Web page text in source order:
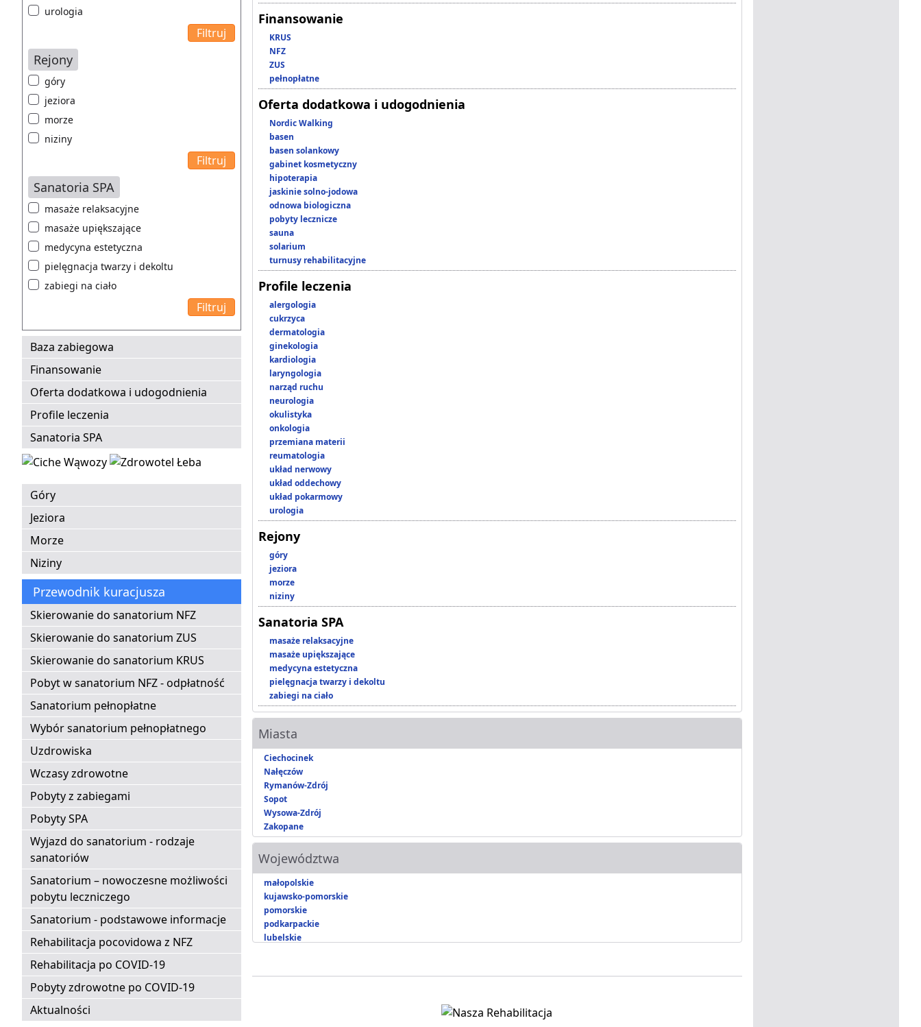
urologia
Rejony
góry
jeziora
morze
niziny
Sanatoria SPA
masaże relaksacyjne
masaże upiększające
medycyna estetyczna
pielęgnacja twarzy i dekoltu
zabiegi na ciało
Baza zabiegowa
Finansowanie
Oferta dodatkowa i udogodnienia
Profile leczenia
Sanatoria SPA
Góry
Jeziora
Morze
Niziny
Przewodnik kuracjusza
Skierowanie do sanatorium NFZ
Skierowanie do sanatorium ZUS
Skierowanie do sanatorium KRUS
Pobyt w sanatorium NFZ - odpłatność
Sanatorium pełnopłatne
Wybór sanatorium pełnopłatnego
Uzdrowiska
Wczasy zdrowotne
Pobyty z zabiegami
Pobyty SPA
Wyjazd do sanatorium - rodzaje
sanatoriów
Sanatorium – nowoczesne możliwości
pobytu leczniczego
Sanatorium - podstawowe informacje
Rehabilitacja pocovidowa z NFZ
Rehabilitacja po COVID-19
Pobyty zdrowotne po COVID-19
Aktualności
Finansowanie
KRUS
NFZ
ZUS
pełnopłatne
Oferta dodatkowa i udogodnienia
Nordic Walking
basen
basen solankowy
gabinet kosmetyczny
hipoterapia
jaskinie solno-jodowa
odnowa biologiczna
pobyty lecznicze
sauna
solarium
turnusy rehabilitacyjne
Profile leczenia
alergologia
cukrzyca
dermatologia
ginekologia
kardiologia
laryngologia
narząd ruchu
neurologia
okulistyka
onkologia
przemiana materii
reumatologia
układ nerwowy
układ oddechowy
układ pokarmowy
urologia
Rejony
góry
jeziora
morze
niziny
Sanatoria SPA
masaże relaksacyjne
masaże upiększające
medycyna estetyczna
pielęgnacja twarzy i dekoltu
zabiegi na ciało
Miasta
Ciechocinek
Nałęczów
Rymanów-Zdrój
Sopot
Wysowa-Zdrój
Zakopane
Województwa
małopolskie
kujawsko-pomorskie
pomorskie
podkarpackie
lubelskie